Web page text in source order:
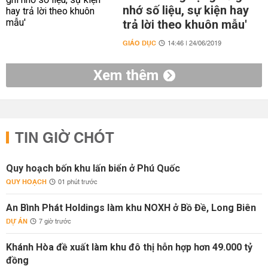
nhớ số liệu, sự kiện hay
trả lời theo khuôn mẫu'
GIÁO DỤC 14:46 | 24/06/2019
Xem thêm
TIN GIỜ CHÓT
Quy hoạch bốn khu lấn biển ở Phú Quốc
QUY HOẠCH 01 phút trước
An Bình Phát Holdings làm khu NOXH ở Bồ Đề, Long Biên
DỰ ÁN 7 giờ trước
Khánh Hòa đề xuất làm khu đô thị hỗn hợp hơn 49.000 tỷ
đồng